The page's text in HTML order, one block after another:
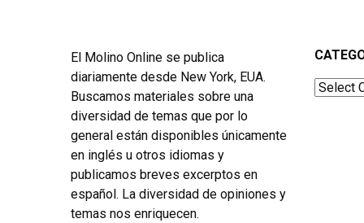
El Molino Online se publica
diariamente desde New York, EUA.
Buscamos materiales sobre una
diversidad de temas que por lo
general están disponibles únicamente
en inglés u otros idiomas y
publicamos breves excerptos en
español. La diversidad de opiniones y
temas nos enriquecen.